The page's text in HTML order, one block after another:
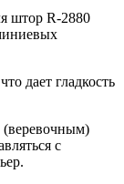
штор R-2880
дает гладкость
с